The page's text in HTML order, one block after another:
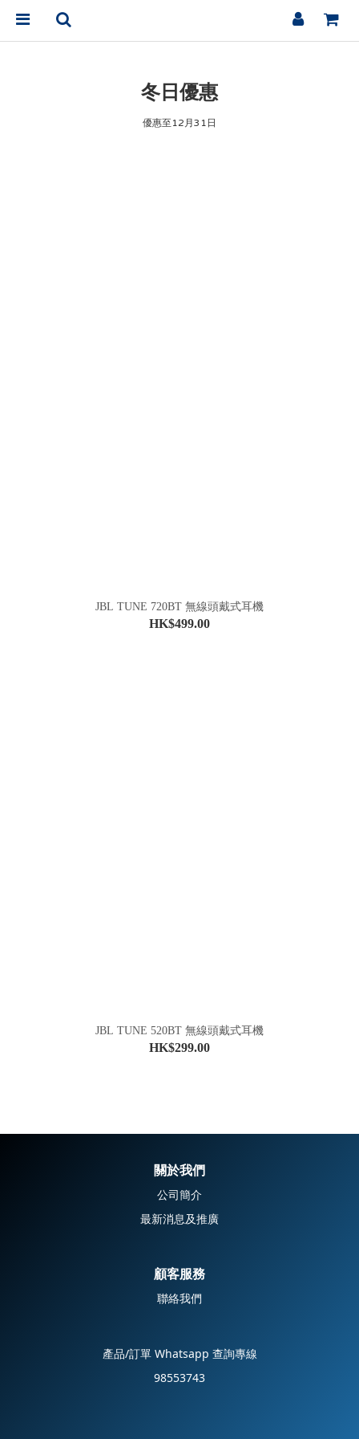
冬日優惠
優惠至12月31日
JBL TUNE 720BT 無線頭戴式耳機
HK$499.00
JBL TUNE 520BT 無線頭戴式耳機
HK$299.00
關於我們
公司簡介
最新消息及推廣
顧客服務
聯絡我們
產品/訂單 Whatsapp 查詢專線
98553743